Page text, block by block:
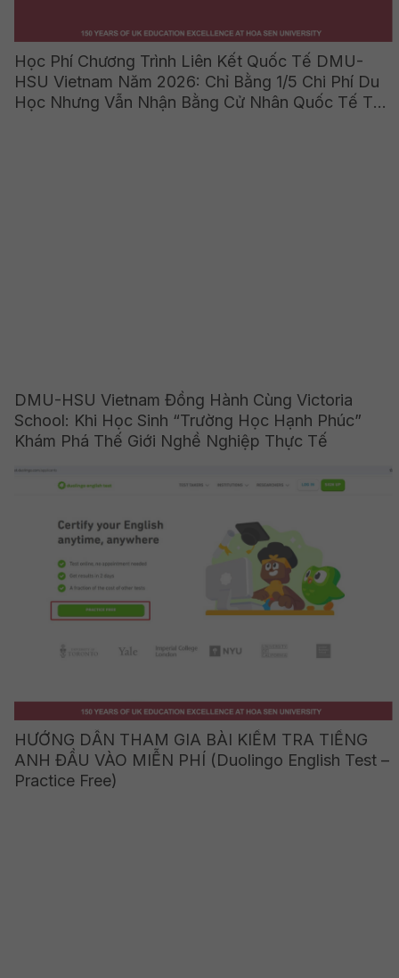
Học Phí Chương Trình Liên Kết Quốc Tế DMU-
HSU Vietnam Năm 2026: Chỉ Bằng 1/5 Chi Phí Du
Học Nhưng Vẫn Nhận Bằng Cử Nhân Quốc Tế Từ
DMU-HSU Vietnam Đồng Hành Cùng Victoria
School: Khi Học Sinh “Trường Học Hạnh Phúc”
Khám Phá Thế Giới Nghề Nghiệp Thực Tế
HƯỚNG DẪN THAM GIA BÀI KIỂM TRA TIẾNG
ANH ĐẦU VÀO MIỄN PHÍ (Duolingo English Test –
Practice Free)